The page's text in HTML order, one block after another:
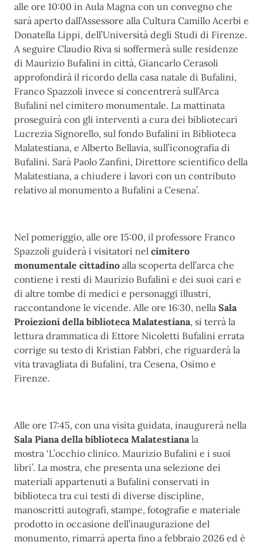
alle ore 10:00 in Aula Magna con un convegno che
sarà aperto dall’Assessore alla Cultura Camillo Acerbi e
Donatella Lippi, dell’Università degli Studi di Firenze.
A seguire Claudio Riva si soffermerà sulle residenze
di Maurizio Bufalini in città, Giancarlo Cerasoli
approfondirà il ricordo della casa natale di Bufalini,
Franco Spazzoli invece si concentrerà sull’Arca
Bufalini nel cimitero monumentale. La mattinata
proseguirà con gli interventi a cura dei bibliotecari
Lucrezia Signorello, sul fondo Bufalini in Biblioteca
Malatestiana, e Alberto Bellavia, sull’iconografia di
Bufalini. Sarà Paolo Zanfini, Direttore scientifico della
Malatestiana, a chiudere i lavori con un contributo
relativo al monumento a Bufalini a Cesena’.
Nel pomeriggio, alle ore 15:00, il professore Franco
Spazzoli guiderà i visitatori nel cimitero
monumentale cittadino alla scoperta dell’arca che
contiene i resti di Maurizio Bufalini e dei suoi cari e
di altre tombe di medici e personaggi illustri,
raccontandone le vicende. Alle ore 16:30, nella Sala
Proiezioni della biblioteca Malatestiana, si terrà la
lettura drammatica di Ettore Nicoletti Bufalini errata
corrige su testo di Kristian Fabbri, che riguarderà la
vita travagliata di Bufalini, tra Cesena, Osimo e
Firenze.
Alle ore 17:45, con una visita guidata, inaugurerà nella
Sala Piana della biblioteca Malatestianala
mostra ‘L’occhio clinico. Maurizio Bufalini e i suoi
libri’. La mostra, che presenta una selezione dei
materiali appartenuti a Bufalini conservati in
biblioteca tra cui testi di diverse discipline,
manoscritti autografi, stampe, fotografie e materiale
prodotto in occasione dell’inaugurazione del
monumento, rimarrà aperta fino a febbraio 2026 ed è